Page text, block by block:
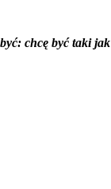
chcę być taki